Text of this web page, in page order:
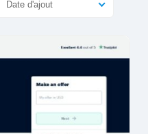
Date d'ajout